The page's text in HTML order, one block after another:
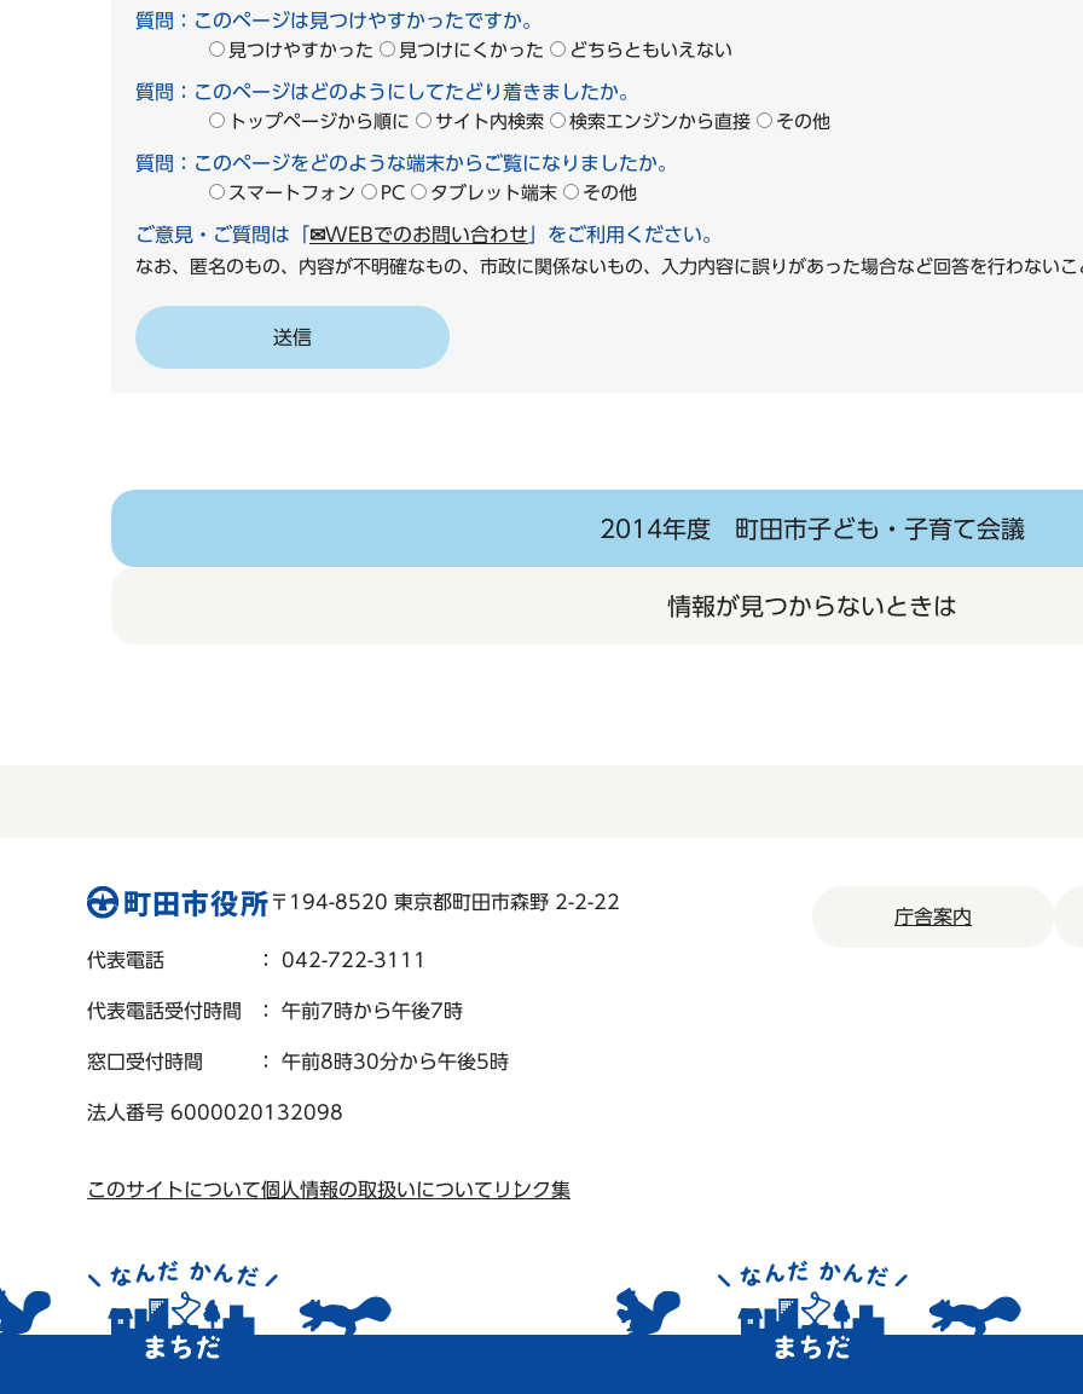
質問：このページは見つけやすかったですか。
見つけやすかった 見つけにくかった どちらともいえない
質問：このページはどのようにしてたどり着きましたか。
トップページから順に サイト内検索 検索エンジンから直接 その他
質問：このページをどのような端末からご覧になりましたか。
スマートフォン PC タブレット端末 その他
ご意見・ご質問は「 ✉WEBでのお問い合わせ 」をご利用ください。
なお、匿名のもの、内容が不明確なもの、市政に関係ないもの、入力内容に誤りがあった場合など回答を行わな
2014年度 町田市子ども・子育て会議
情報が見つからないときは
〒194-8520 東京都町田市森野 2-2-22
代表電話 ： 042-722-3111
代表電話受付時間 ： 午前7時から午後7時
窓口受付時間 ： 午前8時30分から午後5時
法人番号 6000020132098
このサイトについて個人情報の取扱いについて リンク集
庁舎案内